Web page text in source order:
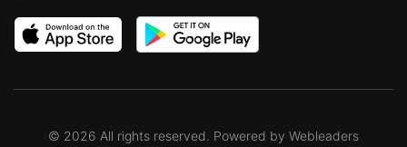
© 2026 All rights reserved. Powered by Webleaders